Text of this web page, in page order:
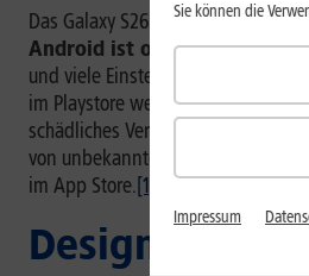
Das Galaxy S26 nutzt Android mit
Android ist offener. Du kannst
und viele Einstellungen stärker
im Playstore werden von Google
schädliches Verhalten geprüft.
von unbekannten Anbietern hier
im App Store.[1]
Design
Sie können die
Impressum